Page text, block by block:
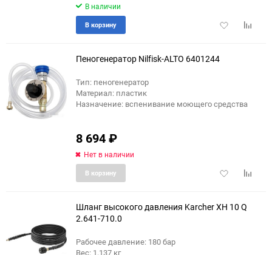
В наличии
Добавить
В корзину
Пеногенератор Nilfisk-ALTO 6401244
Тип: пеногенератор
Материал: пластик
Назначение: вспенивание моющего средства
8 694₽
Нет в наличии
Добавить
В корзину
Шланг высокого давления Karcher XH 10 Q
2.641-710.0
Рабочее давление: 180 бар
Вес: 1.137 кг